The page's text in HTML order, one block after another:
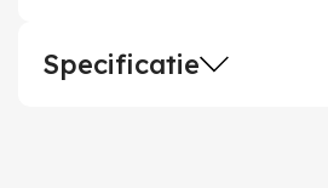
Specificatie